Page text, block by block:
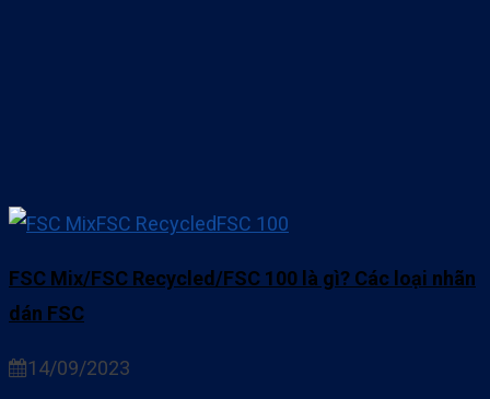
FSC Mix/FSC Recycled/FSC 100 là gì? Các loại nhãn
dán FSC
14/09/2023